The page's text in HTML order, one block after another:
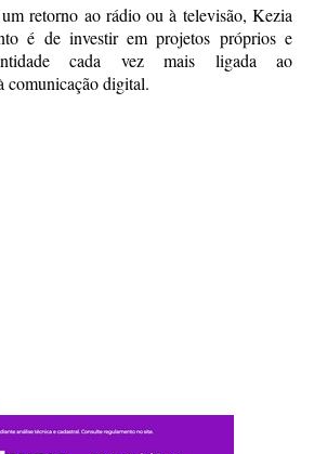
retorno ao rádio ou à televisão, Kezia
é de investir em projetos próprios e
cada vez mais ligada ao
comunicação digital.